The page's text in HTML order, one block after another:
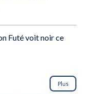
Futé voit noir ce
Plus